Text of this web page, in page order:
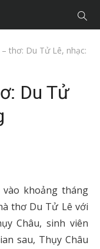
thơ: Du Tử Lê, nhạc:
Du Tử
vào khoảng tháng
thơ Du Tử Lê với
Châu, sinh viên
sau, Thụy Châu